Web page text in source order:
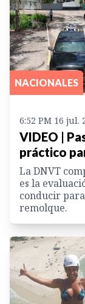
NACIONALES
6:52 PM 16 jul.
VIDEO |
práctico
La DNVT
es la
conducir
remolque.